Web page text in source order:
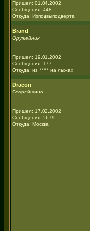
Пришел: 01.04.2002
Сообщения: 448
Откуда: Изподвыподверта
Brand
Оружейник
Пришел: 19.01.2002
Сообщения: 177
Откуда: из ***** на лыжах
Dracon
Старейшина
Пришел: 17.02.2002
Сообщения: 2679
Откуда: Москва